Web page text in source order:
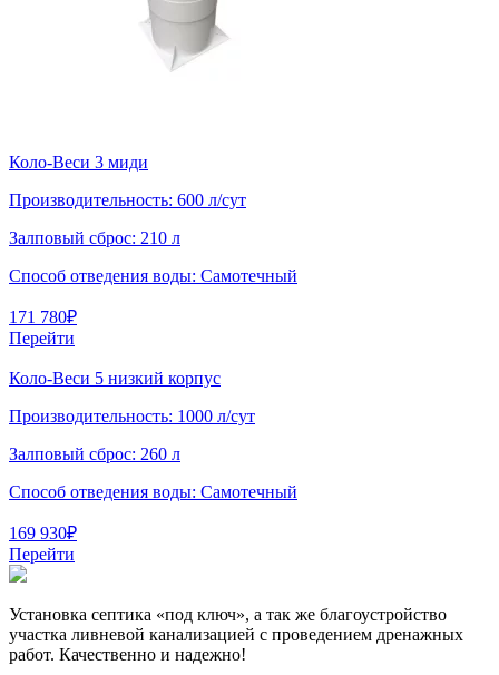
Коло-Веси 3 миди
Производительность: 600 л/сут
Залповый сброс: 210 л
Способ отведения воды: Самотечный
171 780₽
Перейти
Коло-Веси 5 низкий корпус
Производительность: 1000 л/сут
Залповый сброс: 260 л
Способ отведения воды: Самотечный
169 930₽
Перейти
Установка септика «под ключ», а так же благоустройство
участка ливневой канализацией с проведением дренажных
работ. Качественно и надежно!